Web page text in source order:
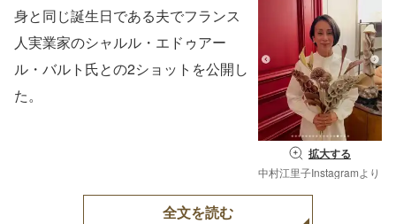
拡大する
中村江里子Instagramより
身と同じ誕生日である夫でフランス
人実業家のシャルル・エドゥアー
ル・バルト氏との2ショットを公開し
た。
全文を読む